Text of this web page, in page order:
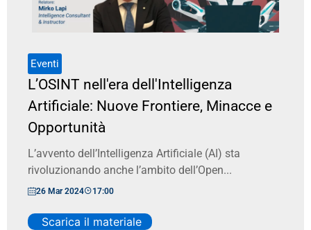
Eventi
L’OSINT nell'era dell'Intelligenza
Artificiale: Nuove Frontiere, Minacce e
Opportunità
L’avvento dell’Intelligenza Artificiale (AI) sta
rivoluzionando anche l’ambito dell’Open...
26 Mar 2024 17:00
Scarica il materiale